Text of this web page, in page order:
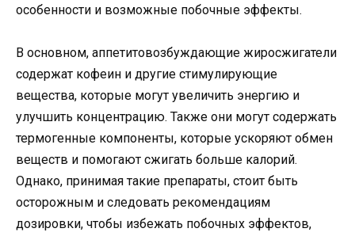
особенности и возможные побочные эффекты.
В основном, аппетитовозбуждающие жиросжигатели
содержат кофеин и другие стимулирующие
вещества, которые могут увеличить энергию и
улучшить концентрацию. Также они могут содержать
термогенные компоненты, которые ускоряют обмен
веществ и помогают сжигать больше калорий.
Однако, принимая такие препараты, стоит быть
осторожным и следовать рекомендациям
дозировки, чтобы избежать побочных эффектов,